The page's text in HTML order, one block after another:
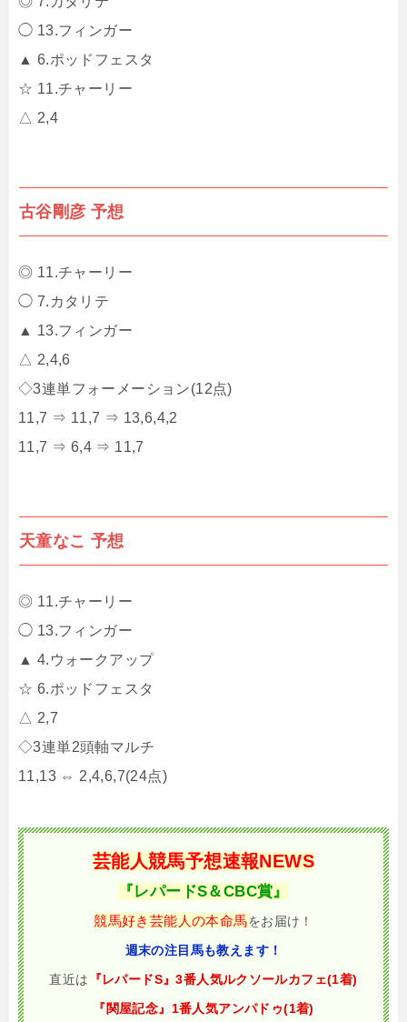
◯ 13.フィンガー
▲ 6.ポッドフェスタ
☆ 11.チャーリー
△ 2,4
古谷剛彦 予想
◎ 11.チャーリー
◯ 7.カタリテ
▲ 13.フィンガー
△ 2,4,6
◇3連単フォーメーション(12点)
11,7 ⇒ 11,7 ⇒ 13,6,4,2
11,7 ⇒ 6,4 ⇒ 11,7
天童なこ 予想
◎ 11.チャーリー
◯ 13.フィンガー
▲ 4.ウォークアップ
☆ 6.ポッドフェスタ
△ 2,7
◇3連単2頭軸マルチ
11,13 ⇔ 2,4,6,7(24点)
芸能人競馬予想速報NEWS
『レパードS＆CBC賞』
競馬好き芸能人の本命馬をお届け！
週末の注目馬も教えます！
直近は 『レパードS』3番人気ルクソールカフェ(1着)
『関屋記念』1番人気アンパドゥ(1着)